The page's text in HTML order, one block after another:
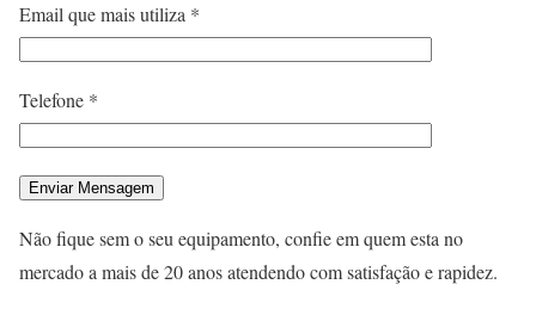
Email que mais utiliza *
Telefone *
Não fique sem o seu equipamento, confie em quem esta no
mercado a mais de 20 anos atendendo com satisfação e rapidez.